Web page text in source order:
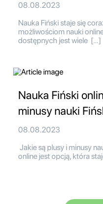
08.08.2023
Nauka Fiński staje się
możliwościom nauki
dostępnych jest wiele […]
Nauka Fiński
minusy nauki
08.08.2023
Jakie są plusy i minusy
online jest opcją, która